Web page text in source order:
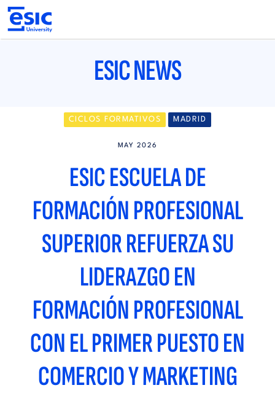
Pasar
contenido
ESIC NEWS
CICLOS FORMATIVOS MADRID
MAY 2026
ESIC ESCUELA DE
FORMACIÓN PROFESIONAL
SUPERIOR REFUERZA SU
LIDERAZGO EN
FORMACIÓN PROFESIONAL
CON EL PRIMER PUESTO EN
COMERCIO Y MARKETING